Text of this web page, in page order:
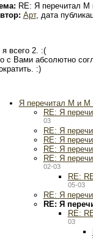
RE: Я перечитал
Арт, дата
всего 2. :(
с Вами абсолютно
:)
Я перечитал М и М
RE: Я
03
RE: Я
RE: Я
RE: Я
RE: Я
02-03
RE:
05-03
RE: Я
RE: Я
RE:
03